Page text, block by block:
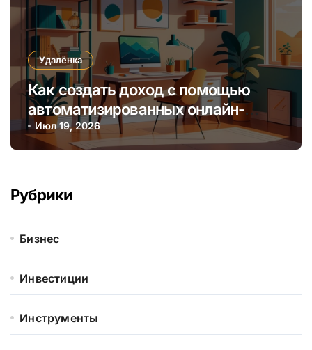
Удалёнка
Как создать доход с помощью
автоматизированных онлайн-
курсов без постоянного участия
Июл 19, 2026
Рубрики
Бизнес
Инвестиции
Инструменты